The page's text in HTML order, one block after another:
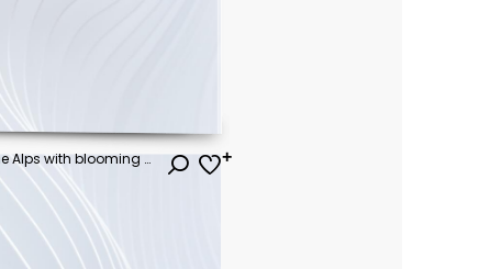
Idyllic mountain scenery in the Alps with blooming meadows in springtime